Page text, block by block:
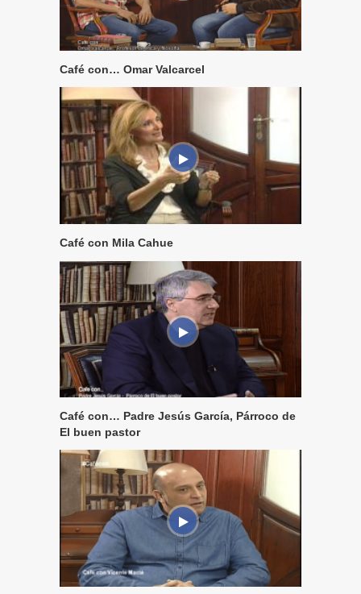
Café con… Omar Valcarcel
Café con Mila Cahue
Café con… Padre Jesús García, Párroco de
El buen pastor